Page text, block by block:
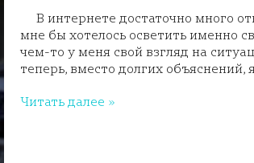
В интернете достаточно много
мне бы хотелось осветить именно
чем-то у меня свой взгляд на
теперь, вместо долгих объяснений,
Читать далее »